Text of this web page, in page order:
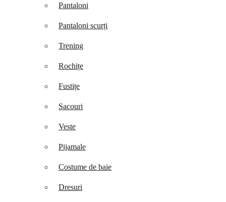
Pantaloni
Pantaloni scurți
Trening
Rochițe
Fustițe
Sacouri
Veste
Pijamale
Costume de baie
Dresuri